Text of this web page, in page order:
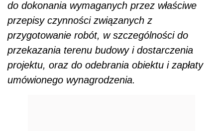
do dokonania wymaganych przez właściwe
przepisy czynności związanych z
przygotowanie robót, w szczególności do
przekazania terenu budowy i dostarczenia
projektu, oraz do odebrania obiektu i zapłaty
umówionego wynagrodzenia.